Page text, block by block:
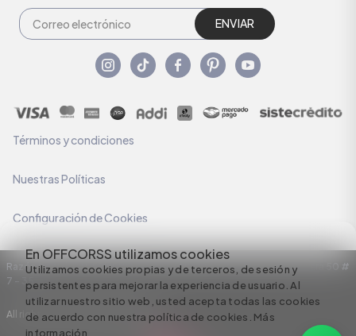
En OFFCORSS utilizamos cookies
Utilizamos cookies propias y de terceros, de sesión y
persistentes para mejorar la experiencia de usuario. Al
utilizar nuestro sitio web, usted acepta todas las cookies
de acuerdo con nuestra política de cookies. Más
información
ENVIAR
Términos y condiciones
Nuestras Políticas
Configuración de Cookies
Razón Social: C.I HERMECO S.A. NIT: 890924167-6 Dirección: Carrera 50 #
7 – 35
All rights reserved empowered by